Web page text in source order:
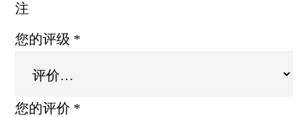
注
您的评级 *
您的评价 *